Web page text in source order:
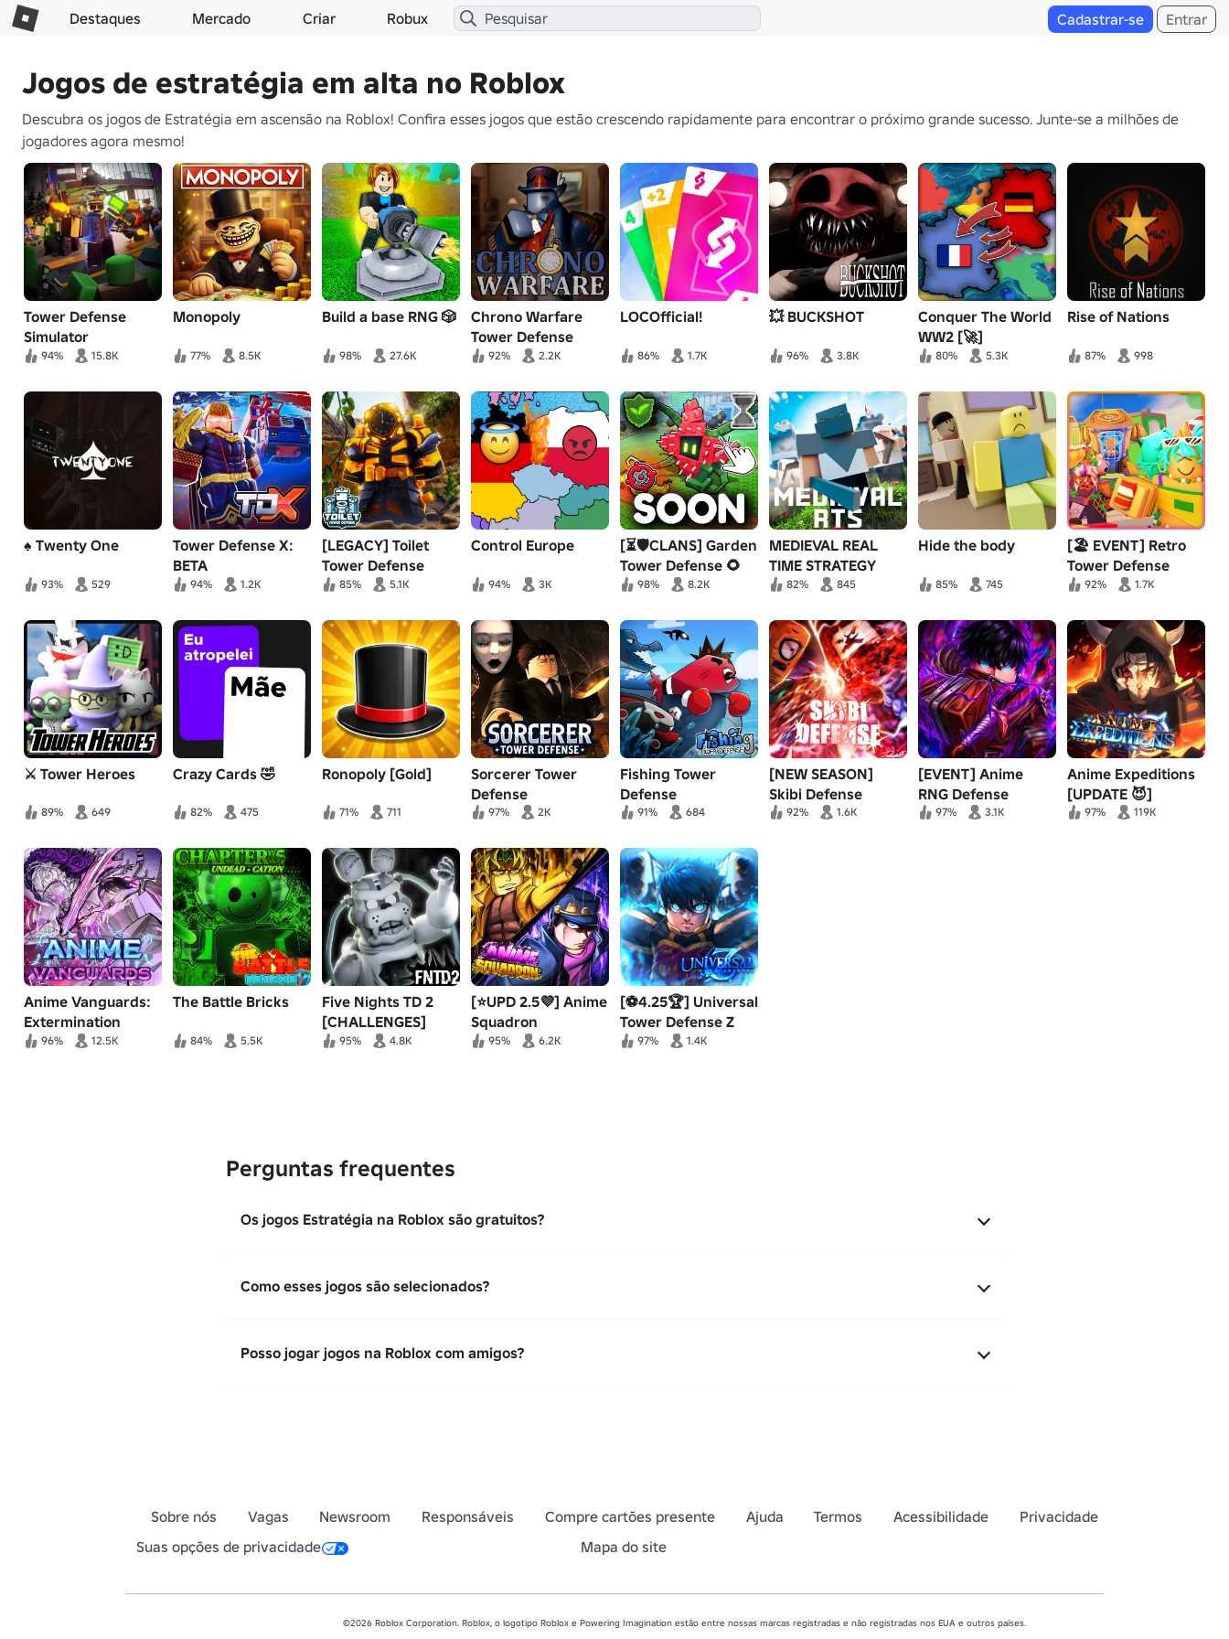
Destaques Mercado Criar Robux Cadastrar-se Entrar
Jogos de estratégia em alta no Roblox
Descubra os jogos de Estratégia em ascensão na Roblox! Confira esses jogos que estão crescendo rapidamente para encontrar o próximo grande sucesso. Junte-se a milhões de
jogadores agora mesmo!
Tower Defense
Simulator
94% 15.8K
Monopoly
77% 8.5K
Build a base RNG 🎲
98% 27.6K
Chrono Warfare
Tower Defense
92% 2.2K
LOCOfficial!
86% 1.7K
💥 BUCKSHOT
96% 3.8K
Conquer The World
WW2 [🚀]
80% 5.3K
Rise of Nations
87% 998
♠ Twenty One
93% 529
Tower Defense X:
BETA
94% 1.2K
[LEGACY] Toilet
Tower Defense
85% 5.1K
Control Europe
94% 3K
[⏳🛡️CLANS] Garden
Tower Defense 🌻
98% 8.2K
MEDIEVAL REAL
TIME STRATEGY
82% 845
Hide the body
85% 745
[🏖️ EVENT] Retro
Tower Defense
92% 1.7K
⚔️ Tower Heroes
89% 649
Crazy Cards 🤣
82% 475
Ronopoly [Gold]
71% 711
Sorcerer Tower
Defense
[HIGURUMA⚖️]
97% 2K
Fishing Tower
Defense
91% 684
[NEW SEASON]
Skibi Defense
92% 1.6K
[EVENT] Anime
RNG Defense
97% 3.1K
Anime Expeditions
[UPDATE 😈]
97% 119K
Anime Vanguards:
Extermination
Event Pt. 2
96% 12.5K
The Battle Bricks
84% 5.5K
Five Nights TD 2
[CHALLENGES]
95% 4.8K
[⭐UPD 2.5💜] Anime
Squadron
95% 6.2K
[⚽4.25🏆] Universal
Tower Defense Z
97% 1.4K
Perguntas frequentes
Os jogos Estratégia na Roblox são gratuitos?
Como esses jogos são selecionados?
Posso jogar jogos na Roblox com amigos?
Sobre nós Vagas Newsroom Responsáveis Compre cartões presente Ajuda Termos Acessibilidade
Privacidade
Suas opções de privacidade
Mapa do site
©2026 Roblox Corporation. Roblox, o logotipo Roblox e Powering Imagination estão entre nossas marcas registradas e não registradas nos EUA e outros países.